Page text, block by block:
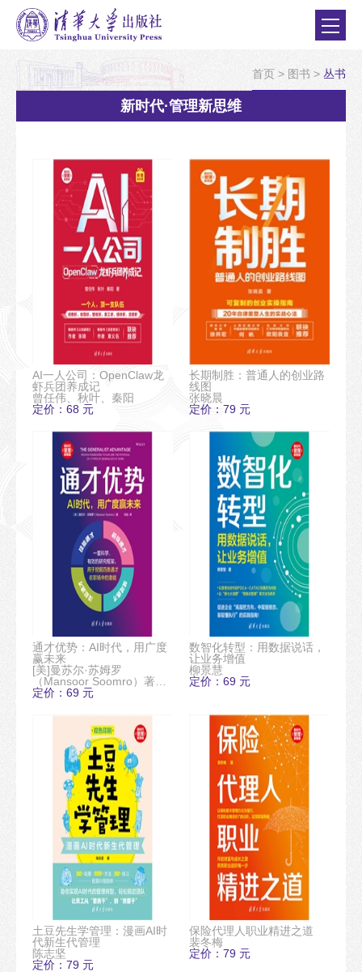
首页 > 图书 > 丛书
新时代·管理新思维
AI一人公司：OpenClaw龙
虾兵团养成记
曾任伟、秋叶、秦阳
定价：68 元
长期制胜：普通人的创业路
线图
张晓晨
定价：79 元
通才优势：AI时代，用广度
赢未来
[美]曼苏尔·苏姆罗
（Mansoor Soomro）著，
刘怡 译
定价：69 元
数智化转型：用数据说话，
让业务增值
柳景慧
定价：69 元
土豆先生学管理：漫画AI时
代新生代管理
陈志坚
定价：79 元
保险代理人职业精进之道
裴冬梅
定价：79 元